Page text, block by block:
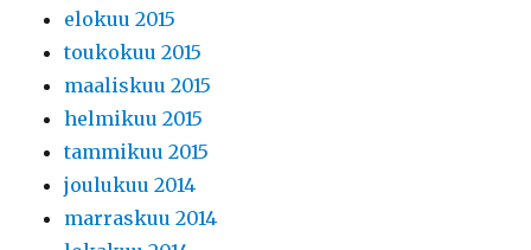
elokuu 2015
toukokuu 2015
maaliskuu 2015
helmikuu 2015
tammikuu 2015
joulukuu 2014
marraskuu 2014